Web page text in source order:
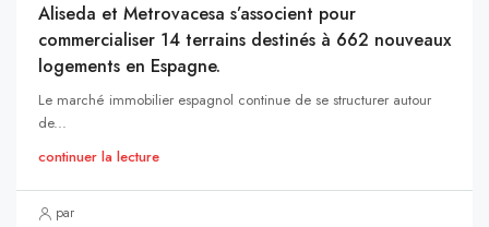
Aliseda et Metrovacesa s’associent pour
commercialiser 14 terrains destinés à 662 nouveaux
logements en Espagne.
Le marché immobilier espagnol continue de se structurer autour
de...
continuer la lecture
par